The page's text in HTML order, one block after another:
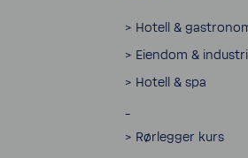
> Hotell &
> Eiendom & industri
> Hotell & spa
> Rørlegger kurs